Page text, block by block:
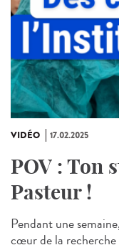
VIDÉO 17.02.2025
POV : Ton
Pasteur !
Pendant une
cœur de la recherche